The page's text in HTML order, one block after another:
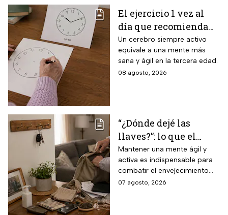
El ejercicio 1 vez al
día que recomienda
INAPAM para adultos
mayores para mejorar
la percepción motora
y la capacidad de
Un cerebro siempre activo
equivale a una mente más
sana y ágil en la tercera edad.
08 agosto, 2026
“¿Dónde dejé las
llaves?”: lo que el
INAPAM advierte
sobre los 3 olvidos
comunes que no
debes ignorar en la
Mantener una mente ágil y
activa es indispensable para
combatir el envejecimiento
natural del cerebro.
07 agosto, 2026